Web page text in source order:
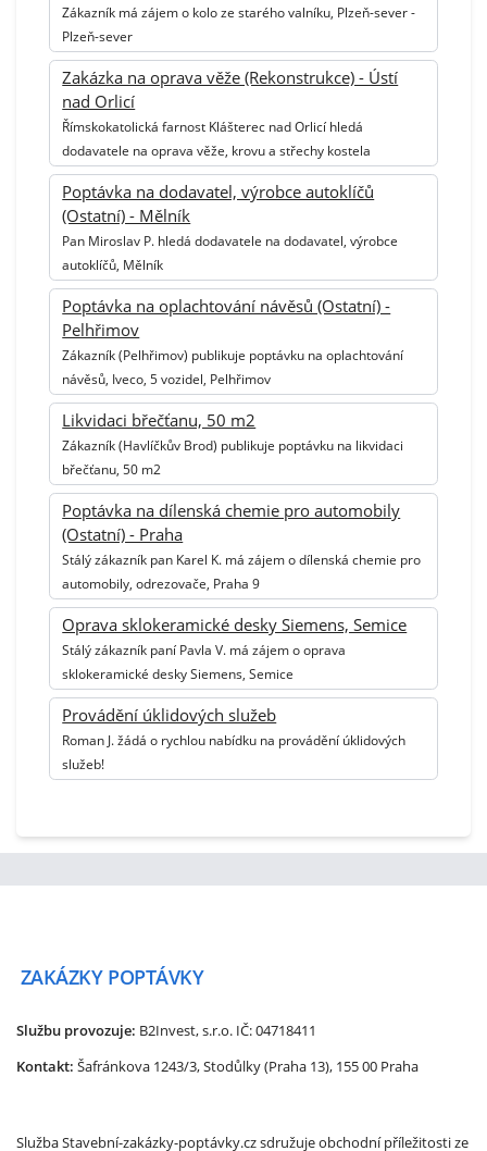
Zákazník má zájem o kolo ze starého valníku, Plzeň-sever -
Plzeň-sever
Zakázka na oprava věže (Rekonstrukce) - Ústí
nad Orlicí
Římskokatolická farnost Klášterec nad Orlicí hledá
dodavatele na oprava věže, krovu a střechy kostela
Poptávka na dodavatel, výrobce autoklíčů
(Ostatní) - Mělník
Pan Miroslav P. hledá dodavatele na dodavatel, výrobce
autoklíčů, Mělník
Poptávka na oplachtování návěsů (Ostatní) -
Pelhřimov
Zákazník (Pelhřimov) publikuje poptávku na oplachtování
návěsů, Iveco, 5 vozidel, Pelhřimov
Likvidaci břečťanu, 50 m2
Zákazník (Havlíčkův Brod) publikuje poptávku na likvidaci
břečťanu, 50 m2
Poptávka na dílenská chemie pro automobily
(Ostatní) - Praha
Stálý zákazník pan Karel K. má zájem o dílenská chemie pro
automobily, odrezovače, Praha 9
Oprava sklokeramické desky Siemens, Semice
Stálý zákazník paní Pavla V. má zájem o oprava
sklokeramické desky Siemens, Semice
Provádění úklidových služeb
Roman J. žádá o rychlou nabídku na provádění úklidových
služeb!
ZAKÁZKY POPTÁVKY
Službu provozuje: B2Invest, s.r.o. IČ: 04718411
Kontakt: Šafránkova 1243/3, Stodůlky (Praha 13), 155 00 Praha
Služba Stavební-zakázky-poptávky.cz sdružuje obchodní příležitosti ze